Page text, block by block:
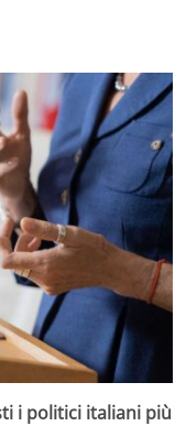
i politici italiani più